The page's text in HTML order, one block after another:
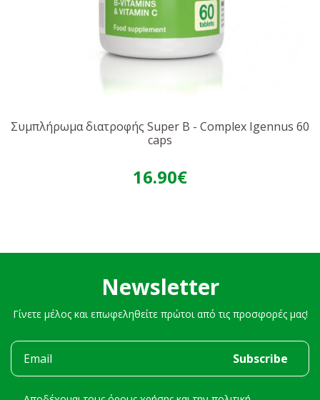
Συμπλήρωμα διατροφής Super B - Complex Igennus 60
caps
16.90€
Newsletter
Γίνετε μέλος και επωφεληθείτε πρώτοι από τις προσφορές μας!